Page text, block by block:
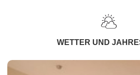
WETTER UND